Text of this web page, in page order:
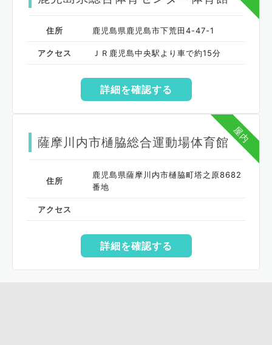
住所 鹿児島県鹿児島市下荒田4-47-1
アクセス ＪＲ鹿児島中央駅より車で約15分
詳細を確認する
屋内
薩摩川内市樋脇総合運動場体育館
住所
鹿児島県薩摩川内市樋脇町塔之原8682
番地
アクセス
詳細を確認する